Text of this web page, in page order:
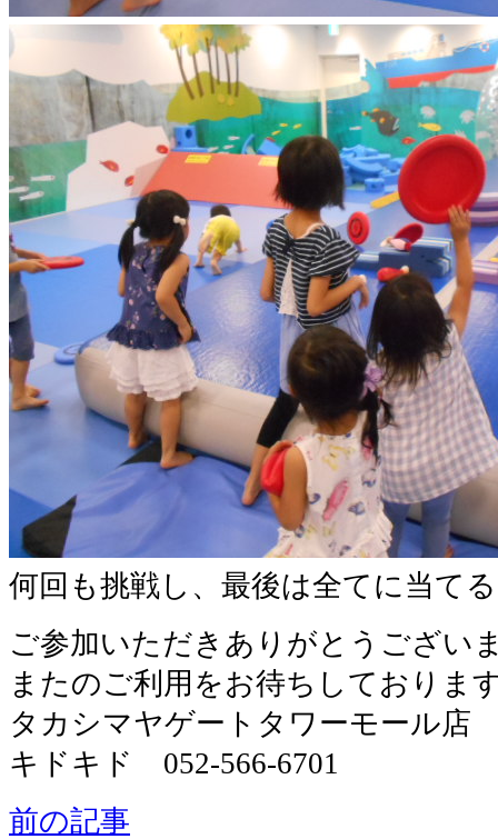
何回も挑戦し、最後は全てに当て
ご参加いただきありがとうござい
またのご利用をお待ちしておりま
タカシマヤゲートタワーモール店
キドキド 052-566-6701
前の記事